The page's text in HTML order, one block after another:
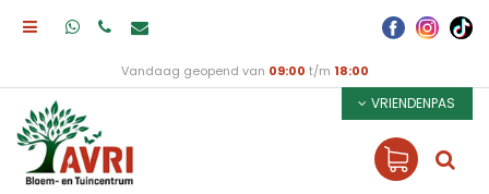
Vandaag geopend van 09:00 t/m 18:00
VRIENDENPAS